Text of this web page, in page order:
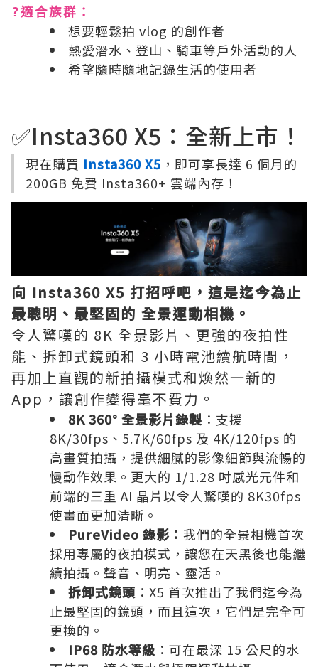
?適合族群：
想要輕鬆拍 vlog 的創作者
熱愛潛水、登山、騎車等戶外活動的人
希望隨時隨地記錄生活的使用者
✅Insta360 X5：全新上市！
現在購買 Insta360 X5 ，即可享長達 6 個月的
200GB 免費 Insta360+ 雲端內存！
向 Insta360 X5 打招呼吧，這是迄今為止
最聰明、最堅固的 全景運動相機。
令人驚嘆的 8K 全景影片、更強的夜拍性
能、拆卸式鏡頭和 3 小時電池續航時間，
再加上直觀的新拍攝模式和煥然一新的
App，讓創作變得毫不費力。
8K 360° 全景影片錄製 ：​支援
8K/30fps、5.7K/60fps 及 4K/120fps 的
高畫質拍攝，提供細膩的影像細節與流暢的
慢動作效果。更大的 1/1.28 吋感光元件和
前端的三重 AI 晶片以令人驚嘆的 8K30fps
使畫面更加清晰。
PureVideo 錄影： 我們的全景相機首次
採用專屬的夜拍模式，讓您在天黑後也能繼
續拍攝。聲音、明亮、靈活。
拆卸式鏡頭 ：​X5 首次推出了我們迄今為
止最堅固的鏡頭，而且這次，它們是完全可
更換的。
IP68 防水等級 ：​可在最深 15 公尺的水